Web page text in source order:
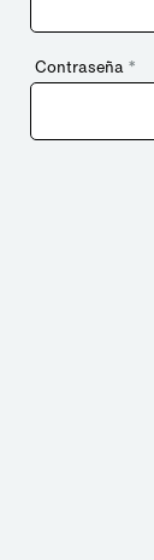
Contraseña *